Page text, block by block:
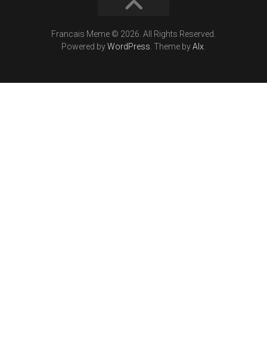
Francais Meme © 2026. All Rights Reserved.
Powered byWordPress . Theme byAlx